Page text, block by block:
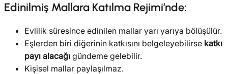
Edinilmiş Mallara Katılma Rejimi’nde:
Evlilik süresince edinilen mallar yarı yarıya bölüşülür.
Eşlerden biri diğerinin katkısını belgeleyebilirse katkı
payı alacağı gündeme gelebilir.
Kişisel mallar paylaşılmaz.